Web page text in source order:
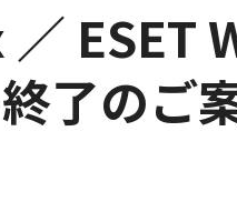
ESET
了のご